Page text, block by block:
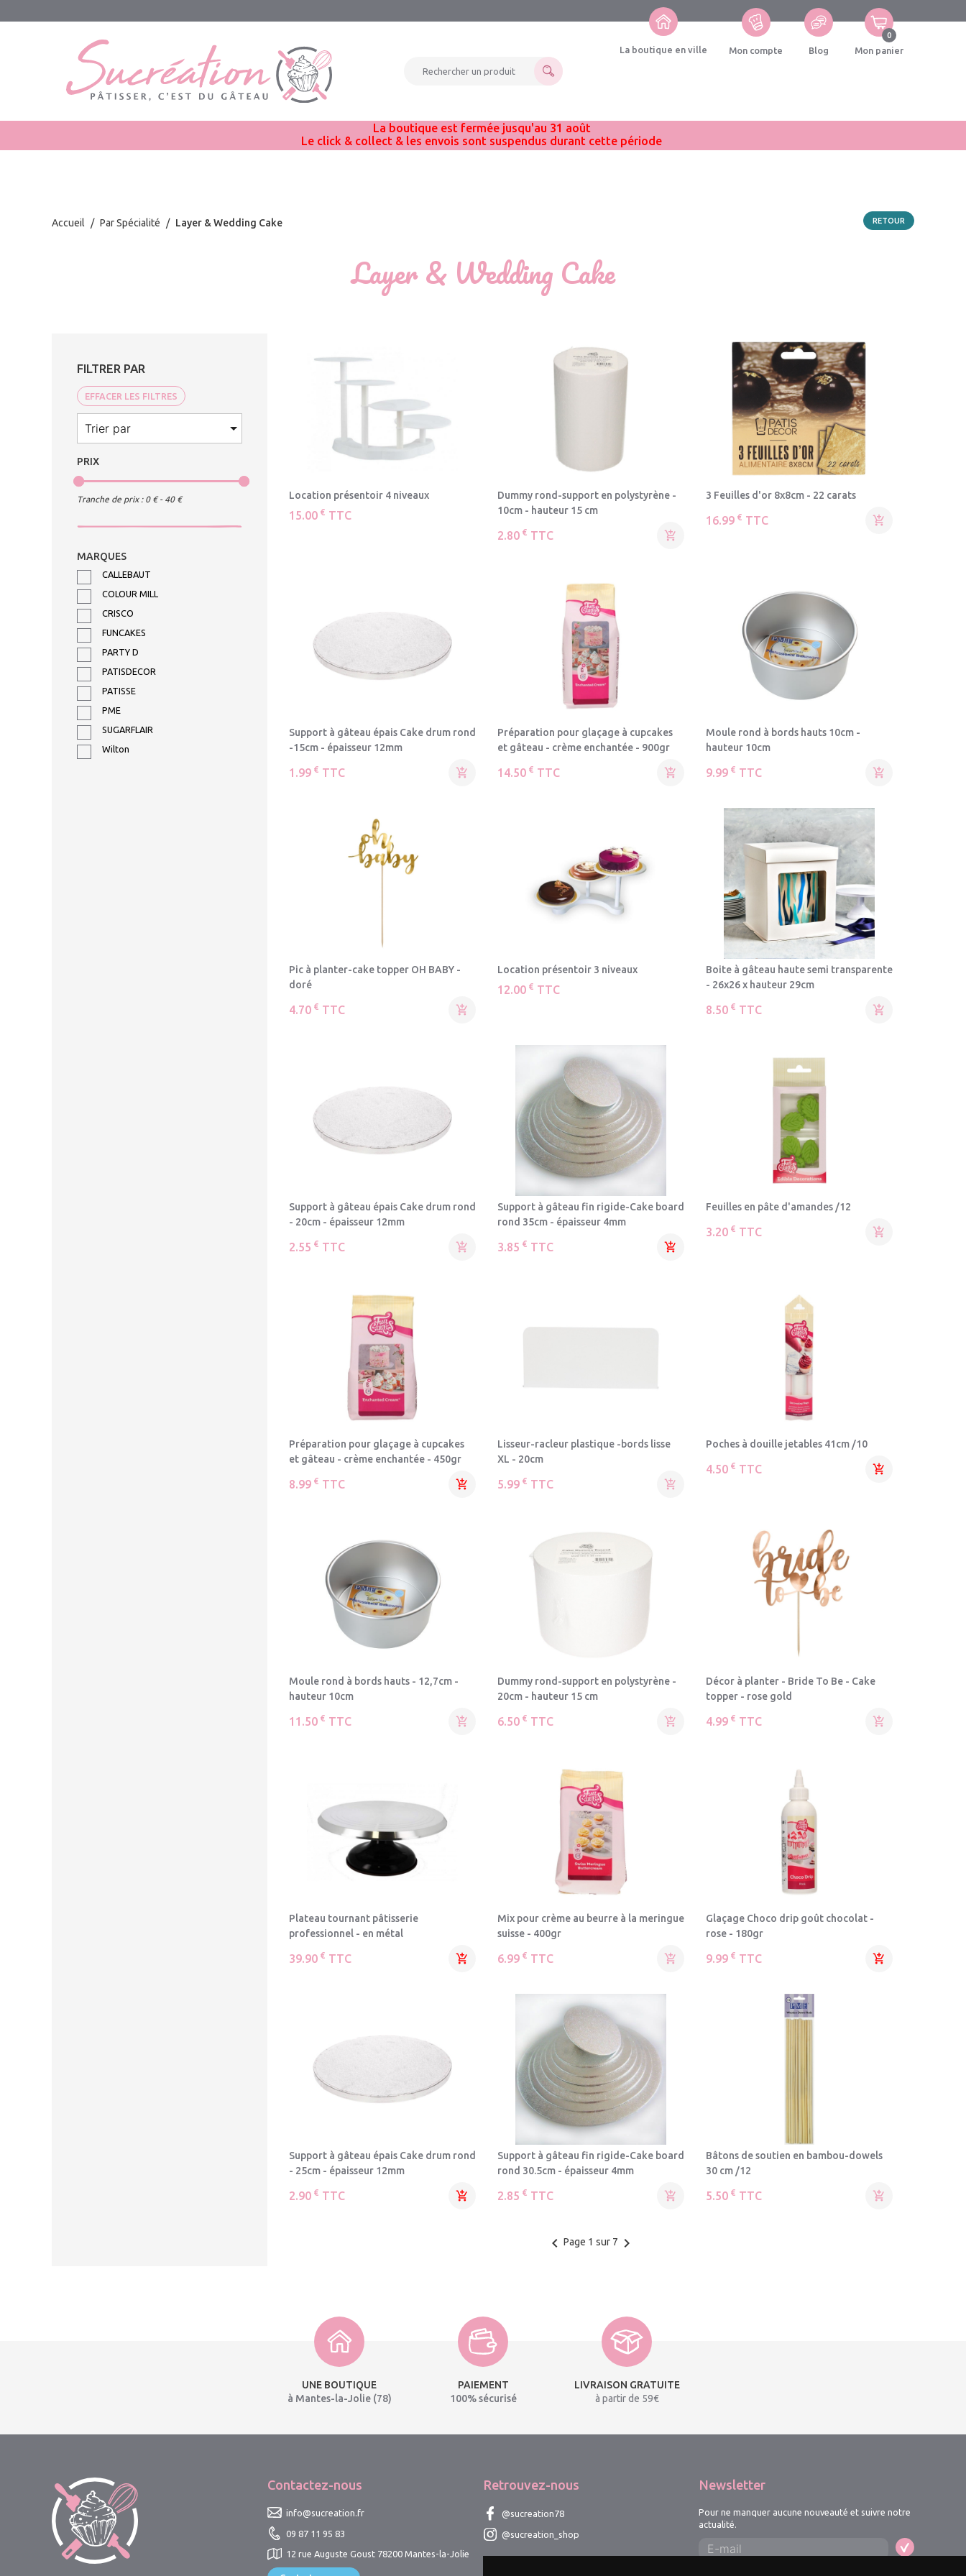
La boutique en ville Mon compte Blog Mon panier
0
Rechercher un produit
La boutique est fermée jusqu'au 31 août
Le click & collect & les envois sont suspendus durant cette période
Accueil / Par Spécialité / Layer & Wedding Cake RETOUR
Layer & Wedding Cake
FILTRER PAR
EFFACER LES FILTRES
PRIX
Tranche de prix : 0€ - 40€
MARQUES
CALLEBAUT
COLOUR MILL
CRISCO
FUNCAKES
PARTY D
PATISDECOR
PATISSE
PME
SUGARFLAIR
Wilton
Location présentoir 4 niveaux
15.00 € TTC
Dummy rond-support en polystyrène -
10cm - hauteur 15 cm
2.80 € TTC 
3 Feuilles d'or 8x8cm - 22 carats
16.99 € TTC 
Support à gâteau épais Cake drum rond
-15cm - épaisseur 12mm
1.99 € TTC 
Préparation pour glaçage à cupcakes
et gâteau - crème enchantée - 900gr
14.50 € TTC 
Moule rond à bords hauts 10cm -
hauteur 10cm
9.99 € TTC 
Pic à planter-cake topper OH BABY -
doré
4.70 € TTC 
Location présentoir 3 niveaux
12.00 € TTC
Boite à gâteau haute semi transparente
- 26x26 x hauteur 29cm
8.50 € TTC 
Support à gâteau épais Cake drum rond
- 20cm - épaisseur 12mm
2.55 € TTC 
Support à gâteau fin rigide-Cake board
rond 35cm - épaisseur 4mm
3.85 € TTC 
Feuilles en pâte d'amandes /12
3.20 € TTC 
Préparation pour glaçage à cupcakes
et gâteau - crème enchantée - 450gr
8.99 € TTC 
Lisseur-racleur plastique -bords lisse
XL - 20cm
5.99 € TTC 
Poches à douille jetables 41cm /10
4.50 € TTC 
Moule rond à bords hauts - 12,7cm -
hauteur 10cm
11.50 € TTC 
Dummy rond-support en polystyrène -
20cm - hauteur 15 cm
6.50 € TTC 
Décor à planter - Bride To Be - Cake
topper - rose gold
4.99 € TTC 
Plateau tournant pâtisserie
professionnel - en métal
39.90 € TTC 
Mix pour crème au beurre à la meringue
suisse - 400gr
6.99 € TTC 
Glaçage Choco drip goût chocolat -
rose - 180gr
9.99 € TTC 
Support à gâteau épais Cake drum rond
- 25cm - épaisseur 12mm
2.90 € TTC 
Support à gâteau fin rigide-Cake board
rond 30.5cm - épaisseur 4mm
2.85 € TTC 
Bâtons de soutien en bambou-dowels
30 cm /12
5.50 € TTC 
keyboard_arrow_left Page 1 sur 7 keyboard_arrow_right
UNE BOUTIQUE
à Mantes-la-Jolie (78)
PAIEMENT
100% sécurisé
LIVRAISON GRATUITE
à partir de 59€
Contactez-nous
info@sucreation.fr
09 87 11 95 83
12 rue Auguste Goust 78200 Mantes-la-Jolie
Retrouvez-nous
@sucreation78
@sucreation_shop
Newsletter
Pour ne manquer aucune nouveauté et suivre notre
actualité.